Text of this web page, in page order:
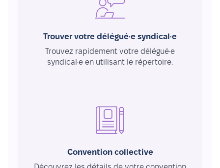
Trouver votre délégué·e syndical·e
Trouvez rapidement votre délégué·e
syndical·e en utilisant le répertoire.
Convention collective